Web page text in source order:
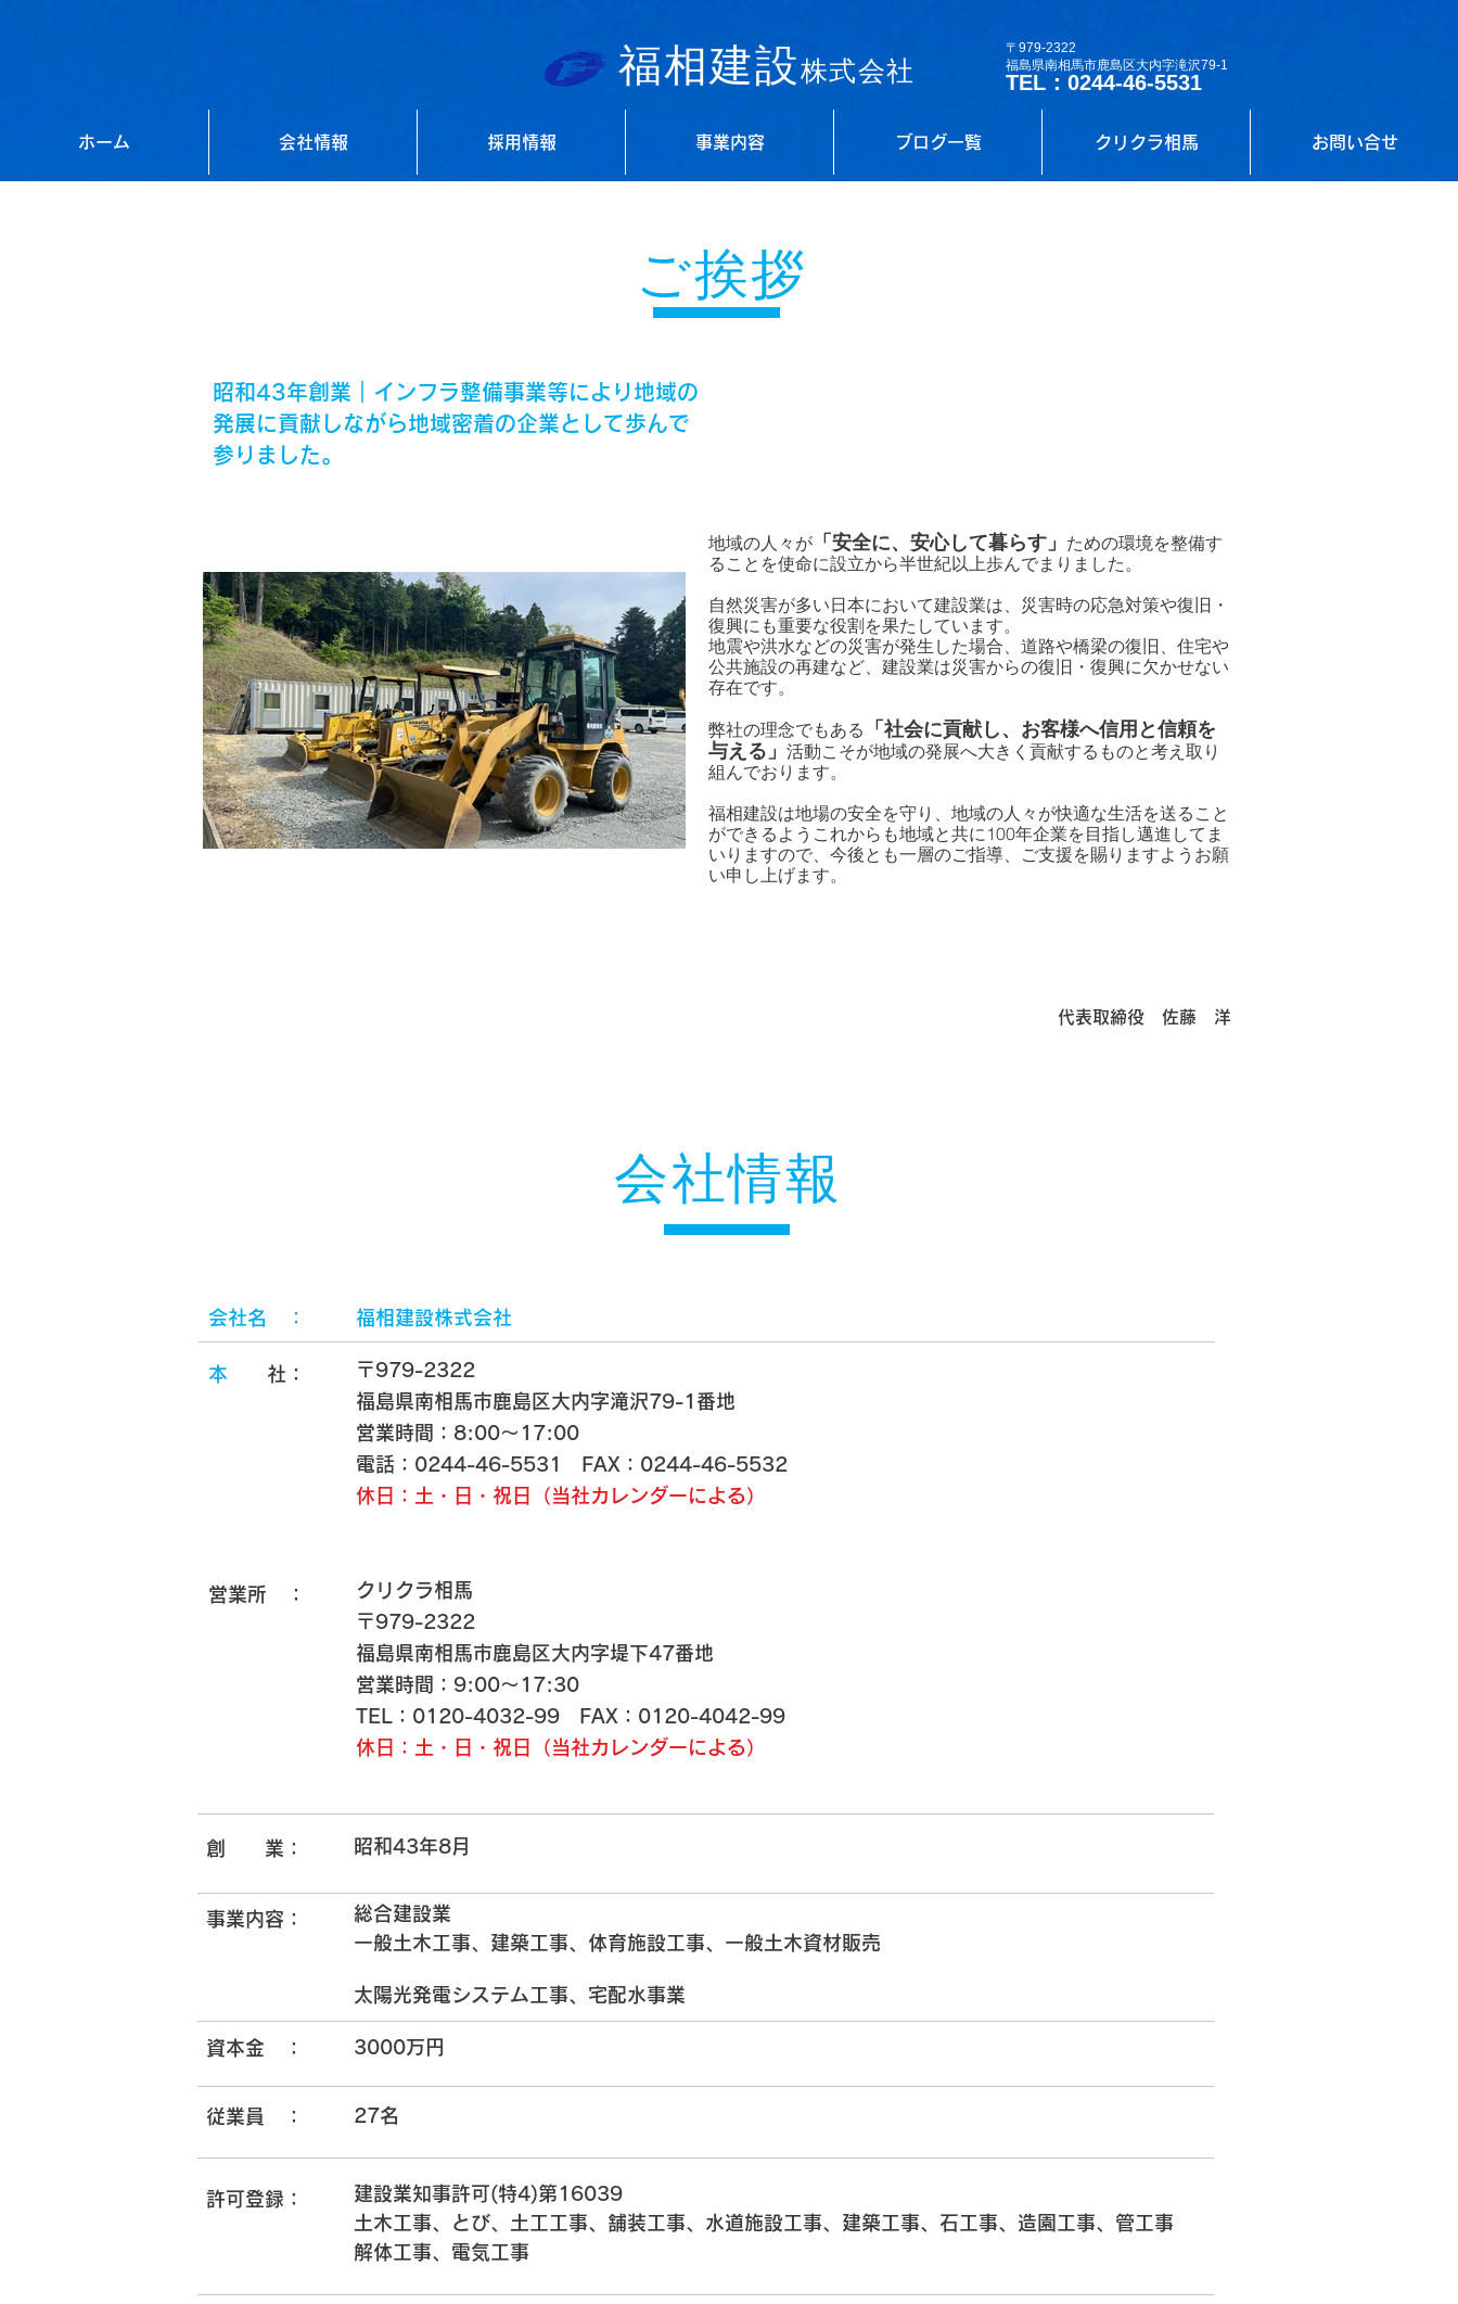
福相建設株式会社
〒979-2322
福島県南相馬市鹿島区大内字滝沢79-1
TEL：0244-46-5531
ホーム 会社情報 採用情報 事業内容 ブログ一覧 クリクラ相馬 お問い合せ
​ご挨拶
昭和43年創業｜インフラ整備事業等により地域の
発展に貢献しながら地域密着の企業として歩んで
参りました。
地域の人々が 「安全に、安心して暮らす」 ための環境を整備す
ることを使命に設立から半世紀以上歩んでまりま した。
自然災害が多い日本において建設業は、災害時の応急対策や復旧・
復興にも重要な役割を果たしています。
地震や洪水などの災害が発生した場合、道路や橋梁の復旧、住宅や
公共施設の再建など、建設業は災害からの復旧・復興に欠かせない
存在です。
弊社の理念でもある 「社会に貢献し​、 お客様へ信用と信頼を
与える」 活動こそが地域の発展へ大きく貢献するものと考え取り
組んでおります。
福相建設は地場の安全を守り、地域の人々が快適な生活を送ること
ができるようこれからも地域と共に100年企業を目指し邁進してま
いりますので、今後とも一層のご指導、ご支援を賜りますようお願
い申し上げます。
代表取締役 佐藤 洋
会社情報
​会社名 ： 福相建設株式会社
​ 社：
〒979-2322
福島県南相馬市鹿島区大内字滝沢79-1番地
​営業時間：8:00～17:00
電話：0244-46-5531 FAX：0244-46-5532​
休日：土・日・祝日（当社カレンダーによる）
営業所 ：
クリクラ相馬
〒979-2322
福島県南相馬市鹿島区大内字堤下47番地
営業時間：9:00～17:30
​TEL：0120-4032-99
FAX：0120-4042-99
休日：土・日・祝日（当社カレンダーによる）
創 業： 昭和43年8月
事業内容：
総合建設業
一般土木工事、建築工事、体育施設工事、一般土木資材販売
​ 太陽光発電システム工事、宅配水事業
資本金 ： 3000万円
従業員 ： ​27名
許可登録：
建設業知事許可(特4)第16039
土木工事、とび、土工工事、舗装工事、水道施設工事、建築工事、石工事、造園工事、管工事
解体工事、電気工事